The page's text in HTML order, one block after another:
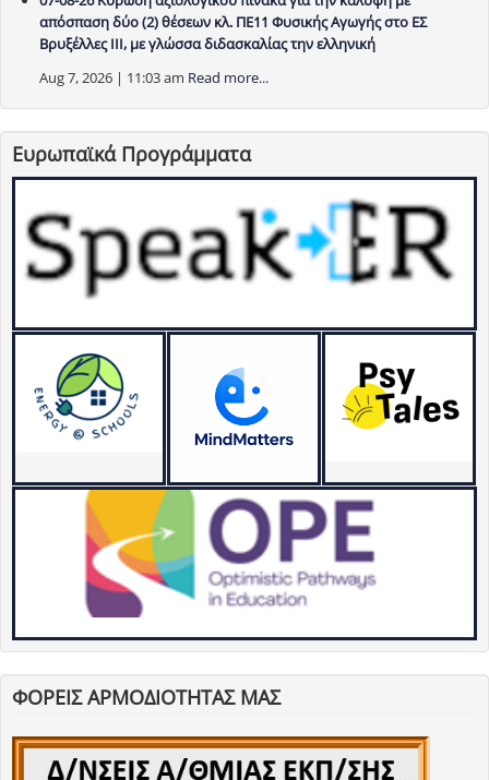
απόσπαση δύο (2) θέσεων κλ. ΠΕ11 Φυσικής Αγωγής στο ΕΣ
Βρυξέλλες ΙΙΙ, με γλώσσα διδασκαλίας την ελληνική
Aug 7, 2026 | 11:03 am Read more...
Ευρωπαϊκά Προγράμματα
ΦΟΡΕΙΣ ΑΡΜΟΔΙΟΤΗΤΑΣ ΜΑΣ